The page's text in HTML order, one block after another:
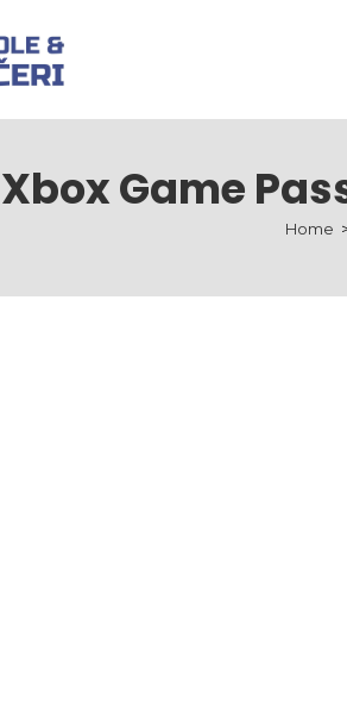
Xbox Game
Home